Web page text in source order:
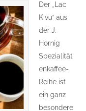
Der „Lac
Kivu“ aus
der J.
Hornig
Spezialität
enkaffee-
Reihe ist
ein ganz
besondere